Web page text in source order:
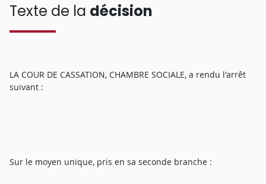
Texte de la décision
LA COUR DE CASSATION, CHAMBRE SOCIALE, a rendu l'arrêt
suivant :
Sur le moyen unique, pris en sa seconde branche :